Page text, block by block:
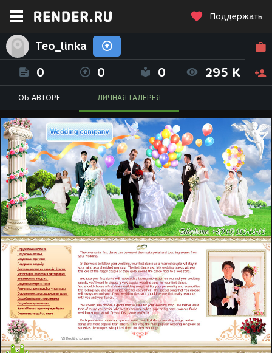
Поддержать
Teo_linka
0 0 0 295 K
ОБ АВТОРЕ ЛИЧНАЯ ГАЛЕРЕЯ